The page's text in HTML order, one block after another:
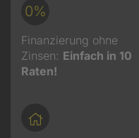
0%
Finanzierung ohne
Zinsen: Einfach in 10
Raten!